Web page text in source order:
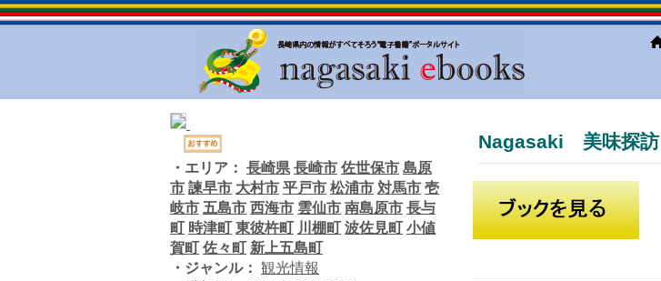
Nagasaki 美味探訪
・エリア： 長崎県 長崎市 佐世保市 島原
市 諫早市 大村市 平戸市 松浦市 対馬市 壱
岐市 五島市 西海市 雲仙市 南島原市 長与
町 時津町 東彼杵町 川棚町 波佐見町 小値
賀町 佐々町 新上五島町
・ジャンル： 観光情報